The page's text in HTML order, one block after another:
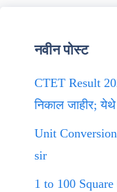
नवीन पोस्ट
CTET Result
निकाल जाहीर;
Unit
sir
1 to 100